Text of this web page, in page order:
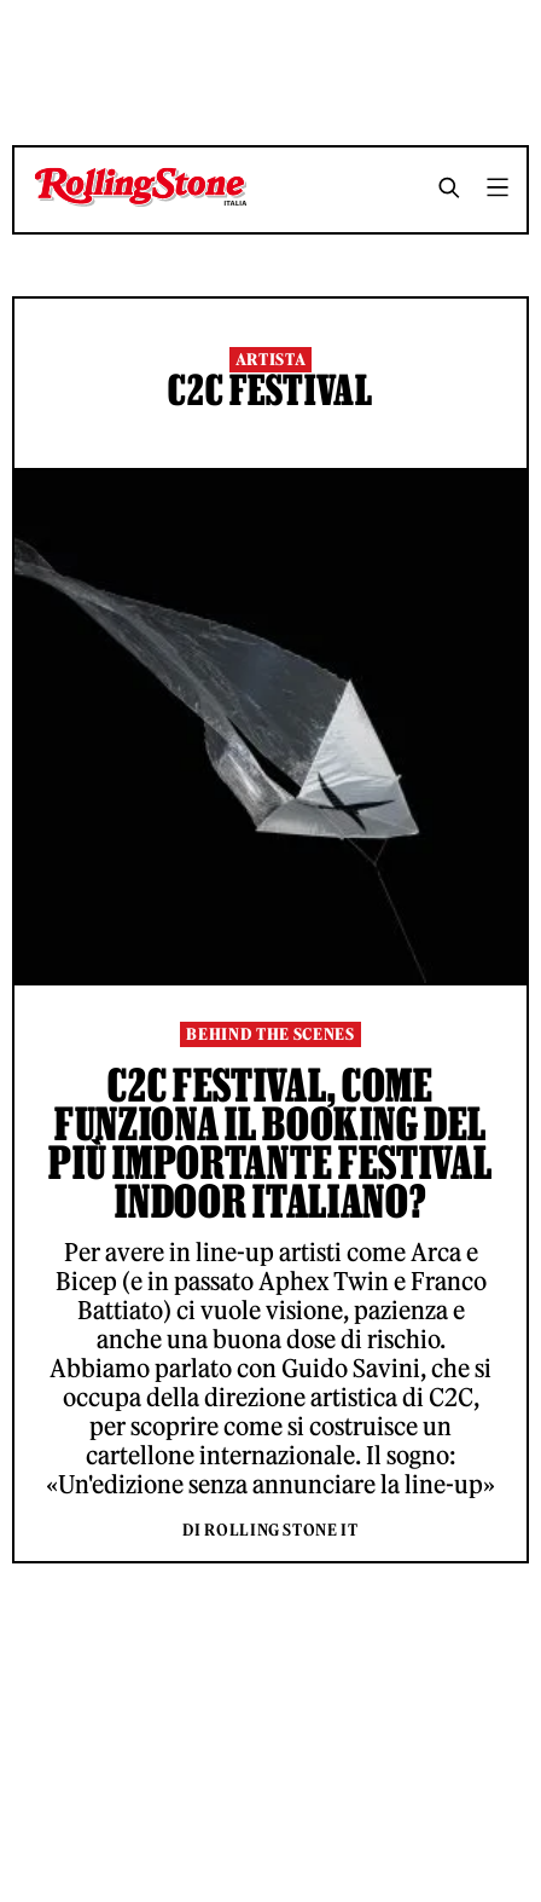
ARTISTA
C2C FESTIVAL
BEHIND THE SCENES
C2C FESTIVAL, COME
FUNZIONA IL BOOKING DEL
PIÙ IMPORTANTE FESTIVAL
INDOOR ITALIANO?
Per avere in line-up artisti come Arca e
Bicep (e in passato Aphex Twin e Franco
Battiato) ci vuole visione, pazienza e
anche una buona dose di rischio.
Abbiamo parlato con Guido Savini, che si
occupa della direzione artistica di C2C,
per scoprire come si costruisce un
cartellone internazionale. Il sogno:
«Un'edizione senza annunciare la line-up»
DI ROLLING STONE IT